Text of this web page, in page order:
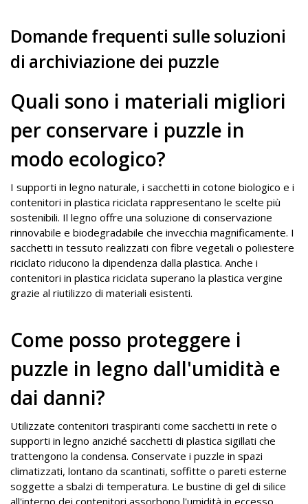
Domande frequenti sulle soluzioni
di archiviazione dei puzzle
Quali sono i materiali migliori
per conservare i puzzle in
modo ecologico?
I supporti in legno naturale, i sacchetti in cotone biologico e i
contenitori in plastica riciclata rappresentano le scelte più
sostenibili. Il legno offre una soluzione di conservazione
rinnovabile e biodegradabile che invecchia magnificamente. I
sacchetti in tessuto realizzati con fibre vegetali o poliestere
riciclato riducono la dipendenza dalla plastica. Anche i
contenitori in plastica riciclata superano la plastica vergine
grazie al riutilizzo di materiali esistenti.
Come posso proteggere i
puzzle in legno dall'umidità e
dai danni?
Utilizzate contenitori traspiranti come sacchetti in rete o
supporti in legno anziché sacchetti di plastica sigillati che
trattengono la condensa. Conservate i puzzle in spazi
climatizzati, lontano da scantinati, soffitte o pareti esterne
soggette a sbalzi di temperatura. Le bustine di gel di silice